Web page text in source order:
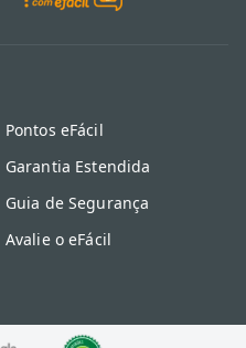
Pontos eFácil
Garantia Estendida
Guia de Segurança
Avalie o eFácil